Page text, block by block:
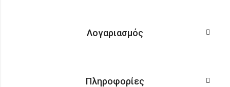
Λογαριασμός
Πληροφορίες